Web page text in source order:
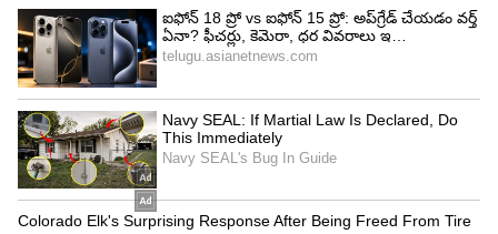
హరిత ఏసియా నెట్‌లో చీఫ్ సబ్ ఎడిటర్ గా పనిచేస్తున్నారు.
జర్నలిజంలో పీజీ పూర్తి చేశారు. ఈనాడు, సమయం, ఆంధ్రజ్యోతి,
ఏబీపీ నెట్ వర్క్, హిందూస్థాన్ టైమ్స్ లో పనిచేశారు. ప్రింట్,
డిజిటర్ మీడియాలో 18 ఏళ్ల అనుభవం ఉంది. ఏసియా నెట్ లైఫ్
స్టైల్, బిజినెస్, ఓటీటీ మూవీ కంటెంట్, ఆస్ట్రాలజీ కంటెంట్ రాస్తారు.
భారత దేశం
Follow Us